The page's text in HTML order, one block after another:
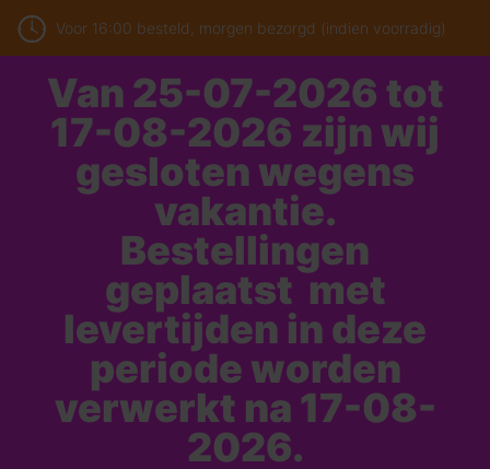
Voor 16:00 besteld, morgen bezorgd (indien voorradig)
Van 25-07-2026 tot
17-08-2026 zijn wij
gesloten wegens
vakantie.
Bestellingen
geplaatst met
levertijden in deze
periode worden
verwerkt na 17-08-
2026.